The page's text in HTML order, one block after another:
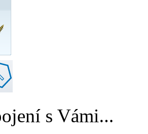
s Vámi...